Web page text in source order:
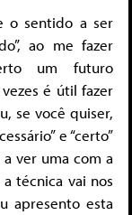
o sentido a ser
ao me fazer
um futuro
é útil fazer
se você quiser,
e “certo”
ver uma com a
técnica vai nos
apresento esta